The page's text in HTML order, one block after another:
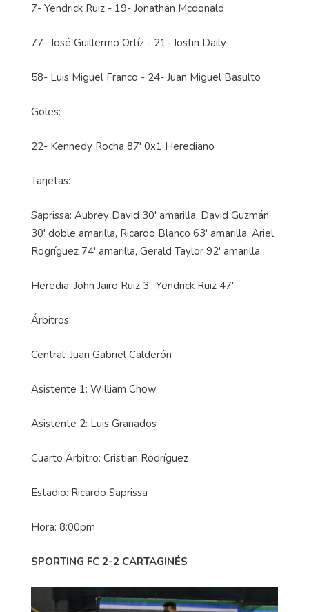
7- Yendrick Ruiz - 19- Jonathan Mcdonald
77- José Guillermo Ortíz - 21- Jostin Daily
58- Luis Miguel Franco - 24- Juan Miguel Basulto
Goles:
22- Kennedy Rocha 87' 0x1 Herediano
Tarjetas:
Saprissa: Aubrey David 30' amarilla, David Guzmán
30' doble amarilla, Ricardo Blanco 63' amarilla, Ariel
Rogríguez 74' amarilla, Gerald Taylor 92' amarilla
Heredia: John Jairo Ruiz 3', Yendrick Ruiz 47'
Árbitros:
Central: Juan Gabriel Calderón
Asistente 1: William Chow
Asistente 2: Luis Granados
Cuarto Arbitro: Cristian Rodríguez
Estadio: Ricardo Saprissa
Hora: 8:00pm
SPORTING FC 2-2 CARTAGINÉS